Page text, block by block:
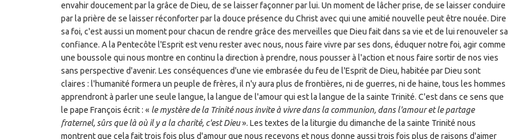
envahir doucement par la grâce de Dieu, de se laisser façonner par lui. Un moment de lâcher prise, de se laisser conduire
par la prière de se laisser réconforter par la douce présence du Christ avec qui une amitié nouvelle peut être nouée. Dire
sa foi, c'est aussi un moment pour chacun de rendre grâce des merveilles que Dieu fait dans sa vie et de lui renouveler sa
confiance. A la Pentecôte l'Esprit est venu rester avec nous, nous faire vivre par ses dons, éduquer notre foi, agir comme
une boussole qui nous montre en continu la direction à prendre, nous pousser à l'action et nous faire sortir de nos vies
sans perspective d'avenir. Les conséquences d'une vie embrasée du feu de l'Esprit de Dieu, habitée par Dieu sont
claires : l'humanité formera un peuple de frères, il n'y aura plus de frontières, ni de guerres, ni de haine, tous les hommes
apprendront à parler une seule langue, la langue de l'amour qui est la langue de la sainte Trinité. C'est dans ce sens que
le pape François écrit : « le mystère de la Trinité nous invite à vivre dans la communion, dans l'amour et le partage
fraternel, sûrs que là où il y a la charité, c'est Dieu». Les textes de la liturgie du dimanche de la sainte Trinité nous
montrent que cela fait trois fois plus d'amour que nous recevons et nous donne aussi trois fois plus de raisons d'aimer